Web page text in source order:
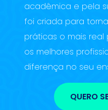
acadêmica e pela
foi criada para
práticas o mais real
os melhores
diferença no seu
QUERO